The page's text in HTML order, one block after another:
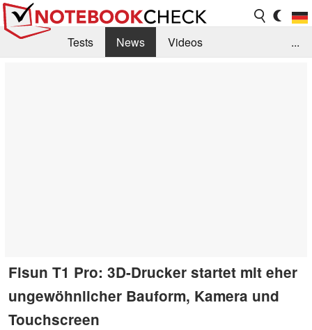
Tests News
Videos
...
Flsun T1 Pro: 3D-Drucker startet mit eher
ungewöhnlicher Bauform, Kamera und
Touchscreen